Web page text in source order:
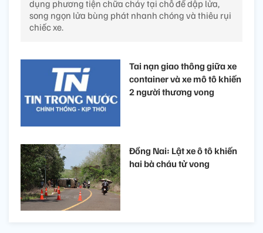
dụng phương tiện chữa cháy tại chỗ để dập lửa,
song ngọn lửa bùng phát nhanh chóng và thiêu rụi
chiếc xe.
Tai nạn giao thông giữa xe
container và xe mô tô khiến
2 người thương vong
Đồng Nai: Lật xe ô tô khiến
hai bà cháu tử vong